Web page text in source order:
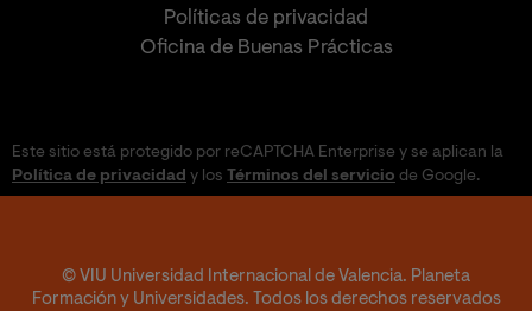
Políticas de privacidad
Oficina de Buenas Prácticas
Este sitio está protegido por reCAPTCHA Enterprise y se aplican la
Política de privacidad y los Términos del servicio de Google.
© VIU Universidad Internacional de Valencia. Planeta
Formación y Universidades. Todos los derechos reservados